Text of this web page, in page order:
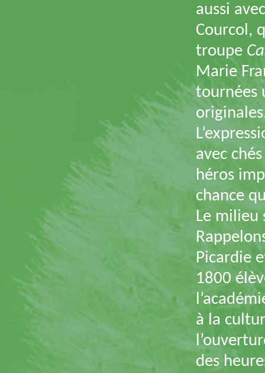
aussi
Courcol,
troupe
Marie
tournées
avec
héros
chance
Le milieu
Picardie
1800
à la
des